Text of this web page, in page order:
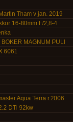
Tham v jan. 2019
16-80mm F/2,8-4
MAGNUM PULI
6061
Aqua Terra r.2006
DTi 92kw